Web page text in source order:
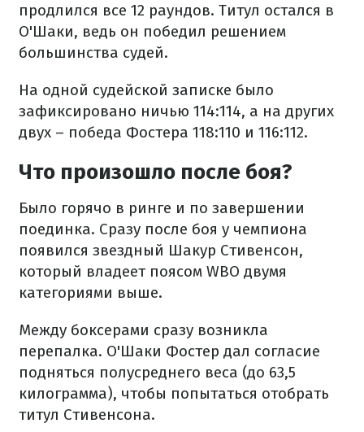
продлился все 12 раундов. Титул остался в
О'Шаки, ведь он победил решением
большинства судей.
На одной судейской записке было
зафиксировано ничью 114:114, а на других
двух – победа Фостера 118:110 и 116:112.
Что произошло после боя?
Было горячо в ринге и по завершении
поединка. Сразу после боя у чемпиона
появился звездный Шакур Стивенсон,
который владеет поясом WBO двумя
категориями выше.
Между боксерами сразу возникла
перепалка. О'Шаки Фостер дал согласие
подняться полусреднего веса (до 63,5
килограмма), чтобы попытаться отобрать
титул Стивенсона.